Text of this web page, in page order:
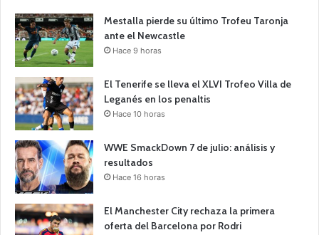
Mestalla pierde su último Trofeu Taronja
ante el Newcastle
Hace 9 horas
El Tenerife se lleva el XLVI Trofeo Villa de
Leganés en los penaltis
Hace 10 horas
WWE SmackDown 7 de julio: análisis y
resultados
Hace 16 horas
El Manchester City rechaza la primera
oferta del Barcelona por Rodri